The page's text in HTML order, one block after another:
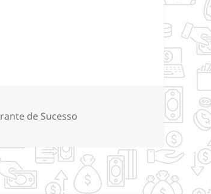
Que Você Precisa Seguir
de Sucesso